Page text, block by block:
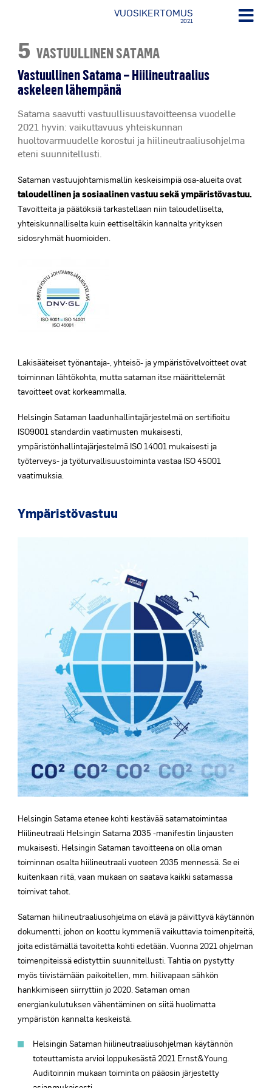
VUOSIKERTOMUS
2021
5 VASTUULLINEN SATAMA
Vastuullinen Satama – Hiilineutraalius
askeleen lähempänä
Satama saavutti vastuullisuustavoitteensa vuodelle
2021 hyvin: vaikuttavuus yhteiskunnan
huoltovarmuudelle korostui ja hiilineutraaliusohjelma
eteni suunnitellusti.
Sataman vastuujohtamismallin keskeisimpiä osa-alueita ovat
taloudellinen ja sosiaalinen vastuu sekä ympäristövastuu.
Tavoitteita ja päätöksiä tarkastellaan niin taloudelliselta,
yhteiskunnalliselta kuin eettiseltäkin kannalta yrityksen
sidosryhmät huomioiden.
Lakisääteiset työnantaja-, yhteisö- ja ympäristövelvoitteet ovat
toiminnan lähtökohta, mutta sataman itse määrittelemät
tavoitteet ovat korkeammalla.
Helsingin Sataman laadunhallintajärjestelmä on sertifioitu
ISO9001 standardin vaatimusten mukaisesti,
ympäristönhallintajärjestelmä ISO 14001 mukaisesti ja
työterveys- ja työturvallisuustoiminta vastaa ISO 45001
vaatimuksia.
Ympäristövastuu
Helsingin Satama etenee kohti kestävää satamatoimintaa
Hiilineutraali Helsingin Satama 2035 -manifestin linjausten
mukaisesti. Helsingin Sataman tavoitteena on olla oman
toiminnan osalta hiilineutraali vuoteen 2035 mennessä. Se ei
kuitenkaan riitä, vaan mukaan on saatava kaikki satamassa
toimivat tahot.
Sataman hiilineutraaliusohjelma on elävä ja päivittyvä käytännön
dokumentti, johon on koottu kymmeniä vaikuttavia toimenpiteitä,
joita edistämällä tavoitetta kohti edetään. Vuonna 2021 ohjelman
toimenpiteissä edistyttiin suunnitellusti. Tahtia on pystytty
myös tiivistämään paikoitellen, mm. hiilivapaan sähkön
hankkimiseen siirryttiin jo 2020. Sataman oman
energiankulutuksen vähentäminen on siitä huolimatta
ympäristön kannalta keskeistä.
Helsingin Sataman hiilineutraaliusohjelman käytännön
toteuttamista arvioi loppukesästä 2021 Ernst&Young.
Auditoinnin mukaan toiminta on pääosin järjestetty